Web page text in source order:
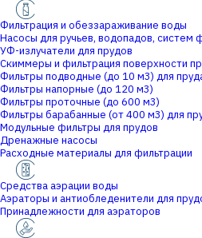
Фильтрация и обеззараживание воды
Насосы для ручьев, водопадов, систем
УФ-излучатели для прудов
Скиммеры и фильтрация поверхности
Фильтры подводные (до 10 м3) для
Фильтры напорные (до 120 м3)
Фильтры проточные (до 600 м3)
Фильтры барабанные (от 400 м3) для
Модульные фильтры для прудов
Дренажные насосы
Расходные материалы для фильтрации
Средства аэрации воды
Аэраторы и антиобледенители для
Принадлежности для аэраторов